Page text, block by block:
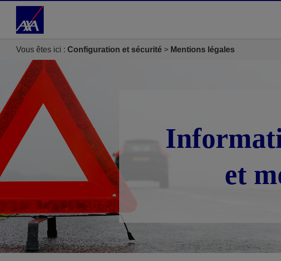
Accéder au Contenu
Vous êtes ici : Configuration et sécurité Mentions légales
et